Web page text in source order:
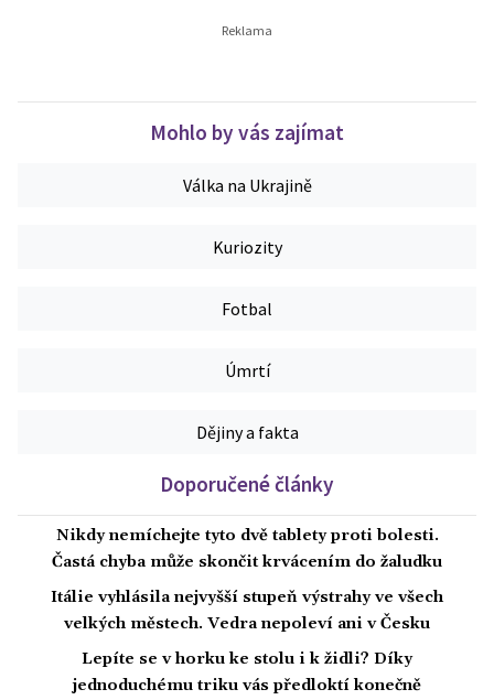
Mohlo by vás zajímat
Válka na Ukrajině
Kuriozity
Fotbal
Úmrtí
Dějiny a fakta
Doporučené články
Nikdy nemíchejte tyto dvě tablety proti bolesti.
Častá chyba může skončit krvácením do žaludku
Itálie vyhlásila nejvyšší stupeň výstrahy ve všech
velkých městech. Vedra nepoleví ani v Česku
Lepíte se v horku ke stolu i k židli? Díky
jednoduchému triku vás předloktí konečně